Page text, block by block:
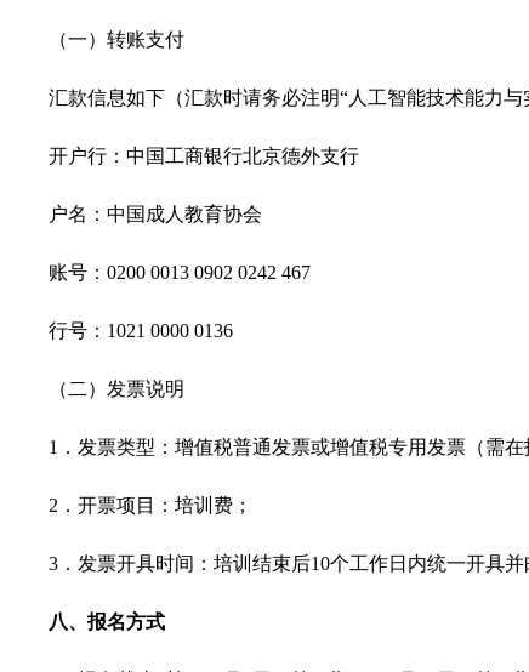
（一）转账支付
汇款信息如下（汇款时请务必注明“人工智能技术能力与
开户行：中国工商银行北京德外支行
户名：中国成人教育协会
账号：0200 0013 0902 0242 467
行号：1021 0000 0136
（二）发票说明
1．发票类型：增值税普通发票或增值税专用发票（需在
2．开票项目：培训费；
3．发票开具时间：培训结束后10个工作日内统一开具并
八、报名方式